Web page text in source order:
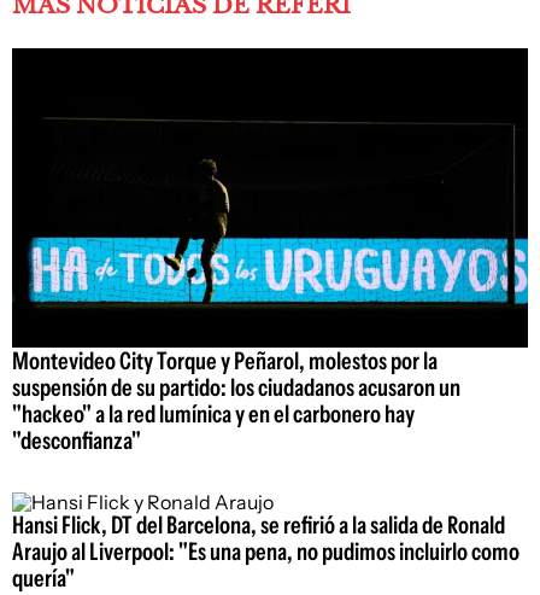
Montevideo City Torque y Peñarol, molestos por la
suspensión de su partido: los ciudadanos acusaron un
"hackeo" a la red lumínica y en el carbonero hay
"desconfianza"
Hansi Flick, DT del Barcelona, se refirió a la salida de Ronald
Araujo al Liverpool: "Es una pena, no pudimos incluirlo como
quería"